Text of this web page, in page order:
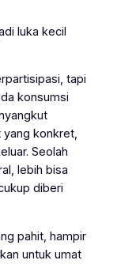
luka kecil
tapi
konsumsi
konkret,
Seolah
lebih bisa
diberi
pahit, hampir
untuk umat